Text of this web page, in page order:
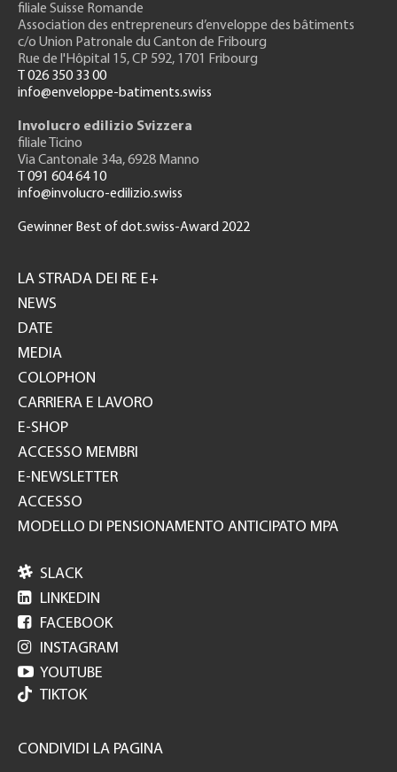
filiale Suisse Romande
Association des entrepreneurs d’enveloppe des bâtiments
c/o Union Patronale du Canton de Fribourg
Rue de l'Hôpital 15, CP 592, 1701 Fribourg
T 026 350 33 00
info@enveloppe-batiments.swiss
Involucro edilizio Svizzera
filiale Ticino
Via Cantonale 34a, 6928 Manno
T 091 604 64 10
info@involucro-edilizio.swiss
Gewinner Best of dot.swiss-Award 2022
GH
LA STRADA DEI RE E+
NEWS
DATE
MEDIA
COLOPHON
CARRIERA E LAVORO
E-SHOP
ACCESSO MEMBRI
E-NEWSLETTER
ACCESSO
MODELLO DI PENSIONAMENTO ANTICIPATO MPA
 SLACK
 LINKEDIN
 FACEBOOK
 INSTAGRAM
 YOUTUBE
TIKTOK
CONDIVIDI LA PAGINA